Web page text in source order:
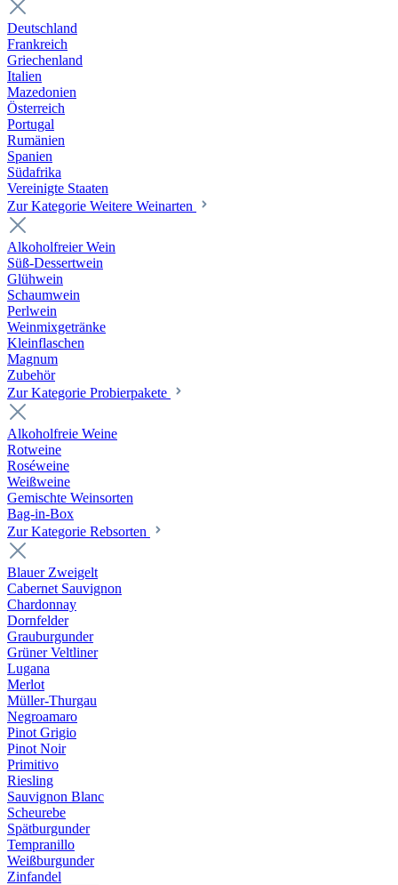
Deutschland
Frankreich
Griechenland
Italien
Mazedonien
Österreich
Portugal
Rumänien
Spanien
Südafrika
Vereinigte Staaten
Zur Kategorie Weitere Weinarten
Alkoholfreier Wein
Süß-Dessertwein
Glühwein
Schaumwein
Perlwein
Weinmixgetränke
Kleinflaschen
Magnum
Zubehör
Zur Kategorie Probierpakete
Alkoholfreie Weine
Rotweine
Roséweine
Weißweine
Gemischte Weinsorten
Bag-in-Box
Zur Kategorie Rebsorten
Blauer Zweigelt
Cabernet Sauvignon
Chardonnay
Dornfelder
Grauburgunder
Grüner Veltliner
Lugana
Merlot
Müller-Thurgau
Negroamaro
Pinot Grigio
Pinot Noir
Primitivo
Riesling
Sauvignon Blanc
Scheurebe
Spätburgunder
Tempranillo
Weißburgunder
Zinfandel